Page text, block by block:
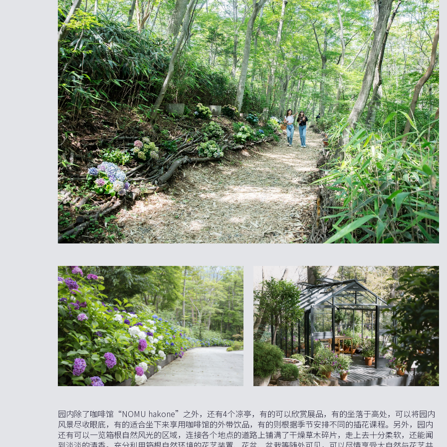
园内除了咖啡馆“NOMU hakone”之外，还有4个凉亭，有的可以欣赏展品，有的坐落于高处，可以将园内
风景尽收眼底，有的适合坐下来享用咖啡馆的外带饮品，有的则根据季节安排不同的插花课程。另外，园内
还有可以一览箱根自然风光的区域，连接各个地点的道路上铺满了干燥草木碎片，走上去十分柔软，还能闻